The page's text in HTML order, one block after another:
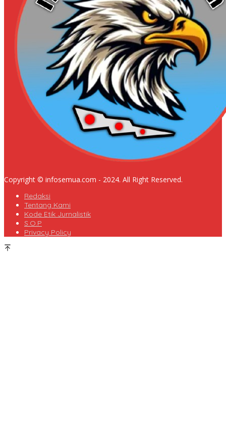
Copyright © infosemua.com - 2024. All Right Reserved.
Redaksi
Tentang Kami
Kode Etik Jurnalistik
S.O.P
Privacy Policy